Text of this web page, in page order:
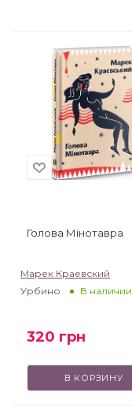
Голова Мінотавра
Марек Краевский
Урбино
В наличии
320 грн
В КОРЗИНУ